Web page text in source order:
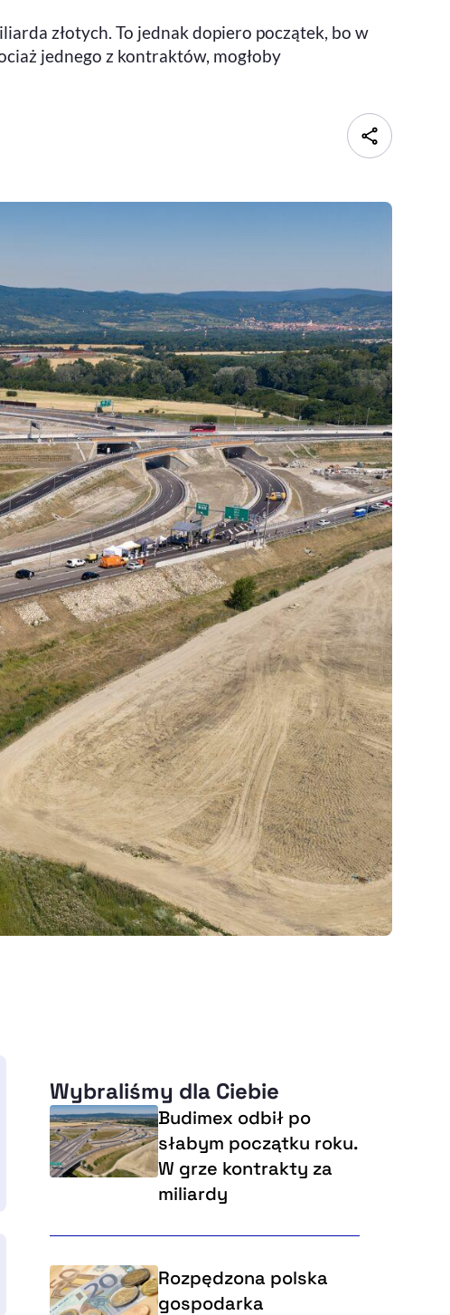
Deklaracja dostępności, otwiera się w nowym oknie
Zgłoś problem
, otwiera się w
złotych. To jednak dopiero początek, bo w
jednego z kontraktów, mogłoby
Wybraliśmy dla Ciebie
Budimex odbił po
słabym początku roku.
W grze kontrakty za
miliardy
Rozpędzona polska
gospodarka